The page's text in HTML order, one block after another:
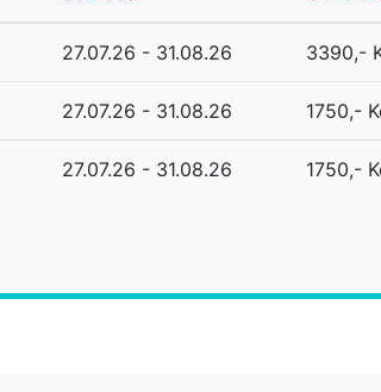
27.07.26 - 31.08.26 3390,-
27.07.26 - 31.08.26 1750,-
27.07.26 - 31.08.26 1750,-